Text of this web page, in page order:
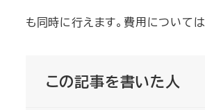
も同時に行えます。費用については
この記事を書いた人